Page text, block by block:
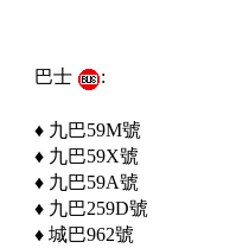
巴士 :
♦ 九巴59M號
♦ 九巴59X號
♦ 九巴59A號
♦ 九巴259D號
♦ 城巴962號